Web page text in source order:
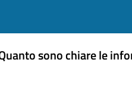
sono chiare le